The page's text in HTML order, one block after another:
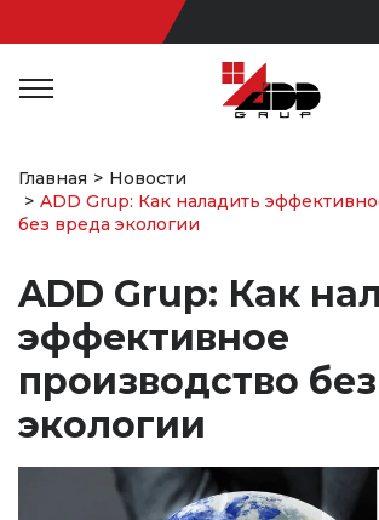
Главная
Новости
ADD Grup: Как наладить
без вреда экологии
ADD Grup: Как
эффективное
производство
экологии